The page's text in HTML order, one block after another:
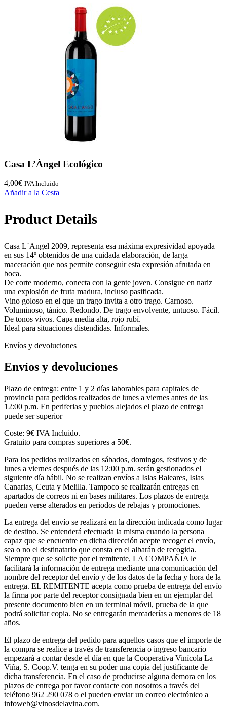
Casa L’Àngel Ecológico
4,00€ IVA Incluido
Añadir a la Cesta
Product Details
Casa L´Angel 2009, representa esa máxima expresividad apoyada
en sus 14º obtenidos de una cuidada elaboración, de larga
maceración que nos permite conseguir esta expresión afrutada en
boca.
De corte moderno, conecta con la gente joven. Consigue en nariz
una explosión de fruta madura, incluso pasificada.
Vino goloso en el que un trago invita a otro trago. Carnoso.
Voluminoso, tánico. Redondo. De trago envolvente, untuoso. Fácil.
De tonos vivos. Capa media alta, rojo rubí.
Ideal para situaciones distendidas. Informales.
Envíos y devoluciones
Envíos y devoluciones
Plazo de entrega: entre 1 y 2 días laborables para capitales de
provincia para pedidos realizados de lunes a viernes antes de las
12:00 p.m. En periferias y pueblos alejados el plazo de entrega
puede ser superior
Coste: 9€ IVA Incluido.
Gratuito para compras superiores a 50€.
Para los pedidos realizados en sábados, domingos, festivos y de
lunes a viernes después de las 12:00 p.m. serán gestionados el
siguiente día hábil. No se realizan envíos a Islas Baleares, Islas
Canarias, Ceuta y Melilla. Tampoco se realizarán entregas en
apartados de correos ni en bases militares. Los plazos de entrega
pueden verse alterados en periodos de rebajas y promociones.
La entrega del envío se realizará en la dirección indicada como lugar
de destino. Se entenderá efectuada la misma cuando la persona
capaz que se encuentre en dicha dirección acepte recoger el envío,
sea o no el destinatario que consta en el albarán de recogida.
Siempre que se solicite por el remitente, LA COMPAÑIA le
facilitará la información de entrega mediante una comunicación del
nombre del receptor del envío y de los datos de la fecha y hora de la
entrega. EL REMITENTE acepta como prueba de entrega del envío
la firma por parte del receptor consignada bien en un ejemplar del
presente documento bien en un terminal móvil, prueba de la que
podrá solicitar copia. No se entregarán mercaderías a menores de 18
años.
El plazo de entrega del pedido para aquellos casos que el importe de
la compra se realice a través de transferencia o ingreso bancario
empezará a contar desde el día en que la Cooperativa Vinícola La
Viña, S. Coop.V. tenga en su poder una copia del justificante de
dicha transferencia. En el caso de producirse alguna demora en los
plazos de entrega por favor contacte con nosotros a través del
teléfono 962 290 078 o el pueden enviar un correo electrónico a
infoweb@vinosdelavina.com.